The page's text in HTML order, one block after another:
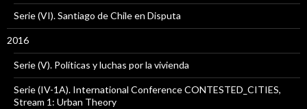
Serie (VI). Santiago de Chile en Disputa
2016
Serie (V). Políticas y luchas por la vivienda
Serie (IV-1A). International Conference CONTESTED_CITIES,
Stream 1: Urban Theory